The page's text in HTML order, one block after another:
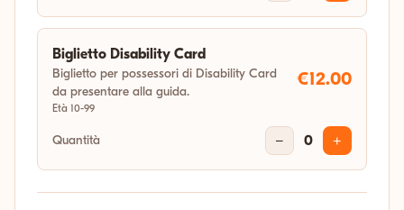
Biglietto Disability Card
Biglietto per possessori di Disability Card
da presentare alla guida.
Età 10-99
€12.00
Quantità − 0 +